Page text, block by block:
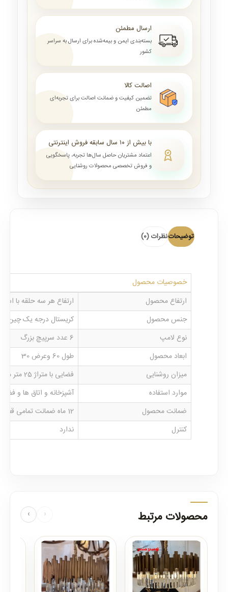
ارسال مطمئن
بسته‌بندی ایمن و بیمه‌شده برای ارسال به سراسر
کشور
اصالت کالا
تضمین کیفیت و ضمانت اصالت برای تجربه‌ای
مطمئن
با بیش از ۱۰ سال سابقه فروش اینترنتی
اعتماد مشتریان حاصل سال‌ها تجربه، پاسخگویی
و فروش تخصصی محصولات روشنایی
توضیحاتنظرات (0)
خصوصیات محصول
ارتفاع محصول
ارتفاع هر سه حلقه با استفاده
جنس محصول
کریستال درجه یک چین
نوع لامپ
6 عدد سرپیچ بزرگ
ابعاد محصول
طول 60 وعرض 30
میزان روشنایی
فضایی با متراژ 25 متر مربع را روشن می نماید
موارد استفاده
آشپزخانه و اتاق ها و
ضمانت محصول
12 ماه ضمانت تمامی قطعات لوستر
کنترل
ندارد
محصولات مرتبط ‹
›